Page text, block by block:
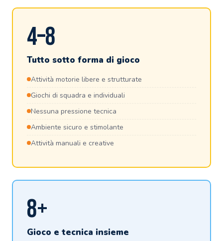
4–8
Tutto sotto forma di gioco
Attività motorie libere e strutturate
Giochi di squadra e individuali
Nessuna pressione tecnica
Ambiente sicuro e stimolante
Attività manuali e creative
8+
Gioco e tecnica insieme